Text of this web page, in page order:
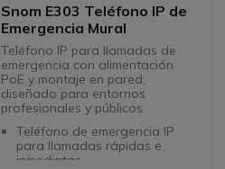
Snom E303 Teléfono IP de
Emergencia Mural
Teléfono IP para llamadas de
emergencia con alimentación
PoE y montaje en pared,
diseñado para entornos
profesionales y públicos.
Teléfono de emergencia IP
para llamadas rápidas e
inmediatas